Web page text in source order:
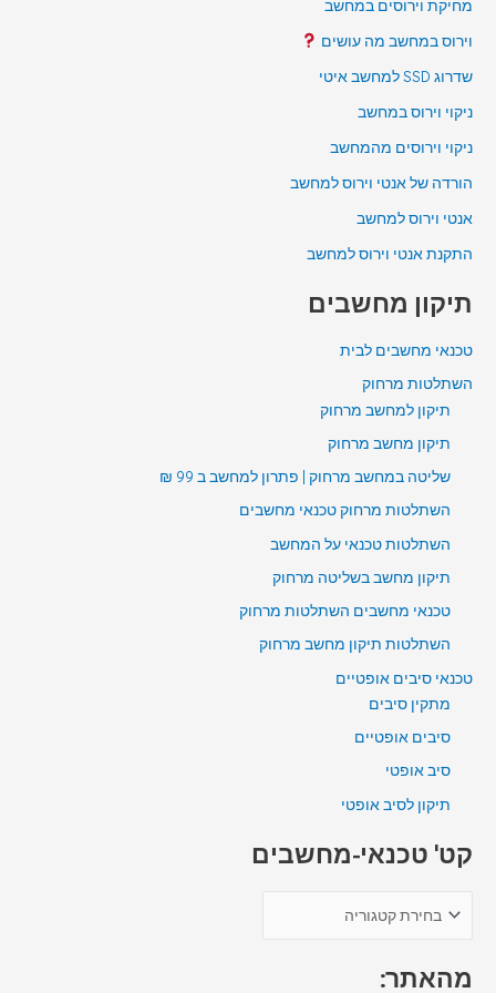
מחיקת וירוסים במחשב
וירוס במחשב מה עושים
שדרוג SSD למחשב איטי
ניקוי וירוס במחשב
ניקוי וירוסים מהמחשב
הורדה של אנטי וירוס למחשב
אנטי וירוס למחשב
התקנת אנטי וירוס למחשב
תיקון מחשבים
טכנאי מחשבים לבית
השתלטות מרחוק
תיקון למחשב מרחוק
תיקון מחשב מרחוק
שליטה במחשב מרחוק | פתרון למחשב ב 99 ₪
השתלטות מרחוק טכנאי מחשבים
השתלטות טכנאי על המחשב
תיקון מחשב בשליטה מרחוק
טכנאי מחשבים השתלטות מרחוק
השתלטות תיקון מחשב מרחוק
טכנאי סיבים אופטיים
מתקין סיבים
סיבים אופטיים
סיב אופטי
תיקון לסיב אופטי
קט' טכנאי-מחשבים
מהאתר: